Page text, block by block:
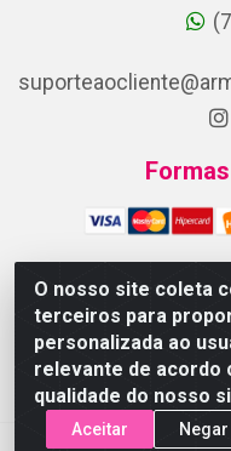
O nosso site coleta
terceiros para
personalizada ao
relevante de acordo
qualidade do nosso
Aceitar
ARMAZEM DOS
Av.Transnordestina,
CEP 44.054-